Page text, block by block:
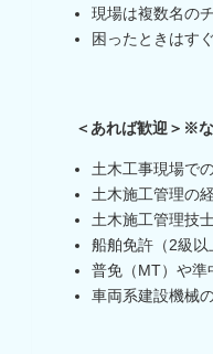
現場は複数名の
困ったときはす
＜あれば歓迎＞※
土木工事現場で
土木施工管理の
土木施工管理技
船舶免許（2級以
普免（MT）や準
車両系建設機械